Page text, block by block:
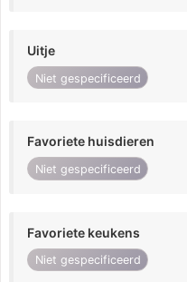
Uitje
Niet gespecificeerd
Favoriete huisdieren
Niet gespecificeerd
Favoriete keukens
Niet gespecificeerd